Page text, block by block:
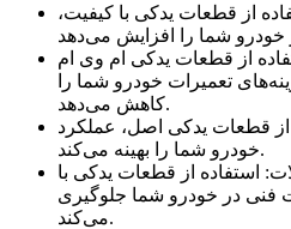
از قطعات یدکی با کیفیت،
از قطعات یدکی ام وی ام
تعمیرات خودرو شما را
کاهش می‌دهد.
از قطعات یدکی اصل، عملکرد
خودرو شما را بهینه می‌کند.
استفاده از قطعات یدکی با
فنی در خودرو شما جلوگیری
می‌کند.